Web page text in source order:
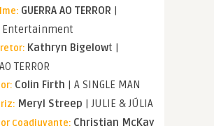
GUERRA AO TERROR |
Kathryn Bigelowt |
TERROR
Colin Firth | A SINGLE MAN
Meryl Streep | JULIE & JÚLIA
Coadjuvante: Christian McKay